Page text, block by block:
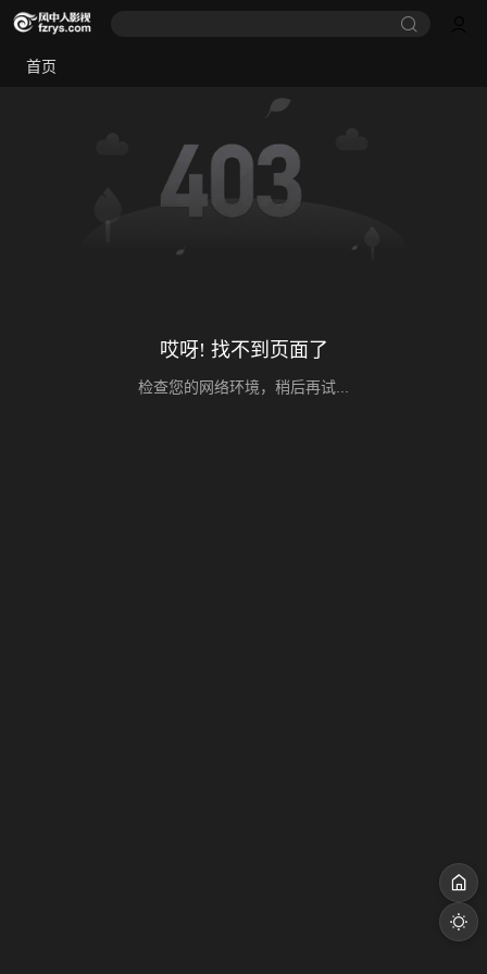
首页
哎呀! 找不到页面了
检查您的网络环境，稍后再试...